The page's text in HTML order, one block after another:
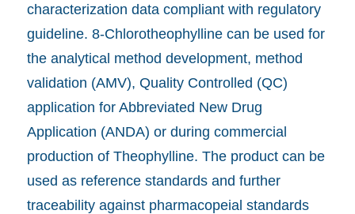
characterization data compliant with regulatory
guideline. 8-Chlorotheophylline can be used for
the analytical method development, method
validation (AMV), Quality Controlled (QC)
application for Abbreviated New Drug
Application (ANDA) or during commercial
production of Theophylline. The product can be
used as reference standards and further
traceability against pharmacopeial standards